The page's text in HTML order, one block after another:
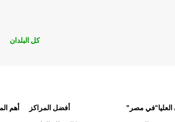
كل البلدان
أهم
أفضل المراكز
العليا"في مصر